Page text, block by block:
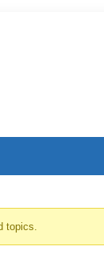
topics.